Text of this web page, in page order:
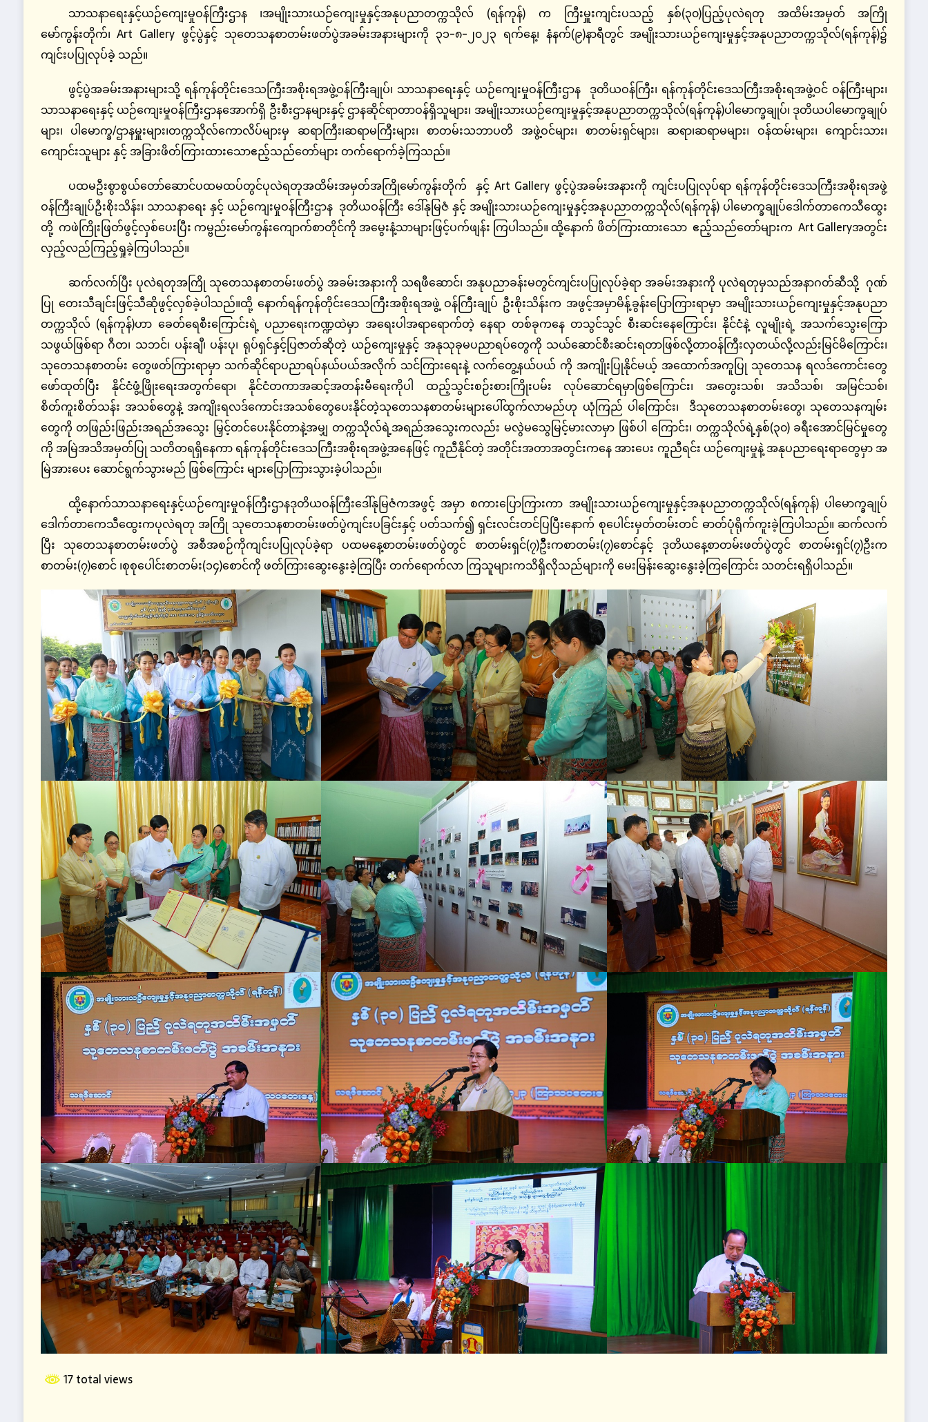
သာသနာရေးနှင့်ယဉ်ကျေးမှုဝန်ကြီးဌာန ၊အမျိုးသားယဉ်ကျေးမှုနှင့်အနုပညာတက္ကသိုလ် (ရန်ကုန်) က ကြီးမှူးကျင်းပသည့် နှစ်(၃၀)ပြည့်ပုလဲရတု အထိမ်းအမှတ် အကြို
မော်ကွန်းတိုက်၊ Art Gallery ဖွင့်ပွဲနှင့် သုတေသနစာတမ်းဖတ်ပွဲအခမ်းအနားများကို ၃၁-၈-၂၀၂၃ ရက်နေ့၊ နံနက်(၉)နာရီတွင် အမျိုးသားယဉ်ကျေးမှုနှင့်အနုပညာတက္ကသိုလ်(ရန်ကုန်)၌
ကျင်းပပြုလုပ်ခဲ့ သည်။
ဖွင့်ပွဲအခမ်းအနားများသို့ ရန်ကုန်တိုင်းဒေသကြီးအစိုးရအဖွဲ့ဝန်ကြီးချုပ်၊ သာသနာရေးနှင့် ယဉ်ကျေးမှုဝန်ကြီးဌာန ဒုတိယဝန်ကြီး၊ ရန်ကုန်တိုင်းဒေသကြီးအစိုးရအဖွဲ့ဝင် ဝန်ကြီးများ၊
သာသနာရေးနှင့် ယဉ်ကျေးမှုဝန်ကြီးဌာနအောက်ရှိ ဦးစီးဌာနများနှင့် ဌာနဆိုင်ရာတာဝန်ရှိသူများ၊ အမျိုးသားယဉ်ကျေးမှုနှင့်အနုပညာတက္ကသိုလ်(ရန်ကုန်)ပါမောက္ခချုပ်၊ ဒုတိယပါမောက္ခချုပ်
များ၊ ပါမောက္ခ/ဌာနမှူးများ၊တက္ကသိုလ်ကောလိပ်များမှ ဆရာကြီး၊ဆရာမကြီးများ၊ စာတမ်းသဘာပတိ အဖွဲ့ဝင်များ၊ စာတမ်းရှင်များ၊ ဆရာ၊ဆရာမများ၊ ဝန်ထမ်းများ၊ ကျောင်းသား၊
ကျောင်းသူများ နှင့် အခြားဖိတ်ကြားထားသောဧည့်သည်တော်များ တက်ရောက်ခဲ့ကြသည်။
ပထမဦးစွာစွယ်တော်ဆောင်ပထမထပ်တွင်ပုလဲရတုအထိမ်းအမှတ်အကြိုမော်ကွန်းတိုက် နှင့် Art Gallery ဖွင့်ပွဲအခမ်းအနားကို ကျင်းပပြုလုပ်ရာ ရန်ကုန်တိုင်းဒေသကြီးအစိုးရအဖွဲ့
ဝန်ကြီးချုပ်ဦးစိုးသိန်း၊ သာသနာရေး နှင့် ယဉ်ကျေးမှုဝန်ကြီးဌာန ဒုတိယဝန်ကြီး ဒေါ်နုမြဇံ နှင့် အမျိုးသားယဉ်ကျေးမှုနှင့်အနုပညာတက္ကသိုလ်(ရန်ကုန်) ပါမောက္ခချုပ်ဒေါက်တာကေသီထွေး
တို့ ကဖဲကြိုးဖြတ်ဖွင့်လှစ်ပေးပြီး ကမ္ဗည်းမော်ကွန်းကျောက်စာတိုင်ကို အမွေးနံ့သာများဖြင့်ပက်ဖျန်း ကြပါသည်။ ထို့နောက် ဖိတ်ကြားထားသော ဧည့်သည်တော်များက Art Galleryအတွင်း
လှည့်လည်ကြည့်ရှုခဲ့ကြပါသည်။
ဆက်လက်ပြီး ပုလဲရတုအကြို သုတေသနစာတမ်းဖတ်ပွဲ အခမ်းအနားကို သရဖီဆောင်၊ အနုပညာခန်းမတွင်ကျင်းပပြုလုပ်ခဲ့ရာ အခမ်းအနားကို ပုလဲရတုမှသည်အနာဂတ်ဆီသို့ ဂုဏ်
ပြု တေးသီချင်းဖြင့်သီဆိုဖွင့်လှစ်ခဲ့ပါသည်။ထို့ နောက်ရန်ကုန်တိုင်းဒေသကြီးအစိုးရအဖွဲ့ ဝန်ကြီးချုပ် ဦးစိုးသိန်းက အဖွင့်အမှာမိန့်ခွန်းပြောကြားရာမှာ အမျိုးသားယဉ်ကျေးမှုနှင့်အနုပညာ
တက္ကသိုလ် (ရန်ကုန်)ဟာ ခေတ်ရေစီးကြောင်းရဲ့ ပညာရေးကဏ္ဍထဲမှာ အရေးပါအရာ‌‌ရောက်တဲ့ နေရာ တစ်ခုကနေ တသွင်သွင် စီးဆင်းနေကြောင်း၊ နိုင်ငံနဲ့ လူမျိုးရဲ့ အသက်သွေးကြော
သဖွယ်ဖြစ်ရာ ဂီတ၊ သဘင်၊ ပန်းချီ၊ ပန်းပု၊ ရုပ်ရှင်နှင့်ပြဇာတ်ဆိုတဲ့ ယဉ်ကျေးမှုနှင့် အနုသုခုမပညာရပ်တွေကို သယ်ဆောင်စီးဆင်းရတာဖြစ်လို့တာဝန်ကြီးလှတယ်လို့လည်းမြင်မိကြောင်း၊
သုတေသနစာတမ်း တွေဖတ်ကြားရာမှာ သက်ဆိုင်ရာပညာရပ်နယ်ပယ်အလိုက် သင်ကြားရေးနဲ့ လက်တွေ့နယ်ပယ် ကို အကျိုးပြုနိုင်မယ့် အထောက်အကူပြု သုတေသန ရလဒ်ကောင်းတွေ
ဖော်ထုတ်ပြီး နိုင်ငံဖွံ့ဖြိုးရေးအတွက်ရော၊ နိုင်ငံတကာအဆင့်အတန်းမီရေးကိုပါ ထည့်သွင်းစဉ်းစားကြိုးပမ်း လုပ်ဆောင်ရမှာဖြစ်ကြောင်း၊ အတွေးသစ်၊ အသိသစ်၊ အမြင်သစ်၊
စိတ်ကူးစိတ်သန်း အသစ်တွေနဲ့ အကျိုးရလဒ်ကောင်းအသစ်တွေပေးနိုင်တဲ့သုတေသနစာတမ်းများပေါ်ထွက်လာမည်ဟု ယုံကြည် ပါကြောင်း၊ ဒီသုတေသနစာတမ်းတွေ၊ သုတေသနကျမ်း
တွေကို တဖြည်းဖြည်းအရည်အသွေး မြှင့်တင်ပေးနိုင်တာနဲ့အမျှ တက္ကသိုလ်ရဲ့အရည်အသွေးကလည်း မလွဲမသွေမြင့်မားလာမှာ ဖြစ်ပါ ကြောင်း၊ တက္ကသိုလ်ရဲ့နှစ်(၃၀) ခရီးအောင်မြင်မှုတွေ
ကို အမြဲအသိအမှတ်ပြု သတိတရရှိနေကာ ရန်ကုန်တိုင်းဒေသကြီးအစိုးရအဖွဲ့အနေဖြင့် ကူညီနိုင်တဲ့ အတိုင်းအတာအတွင်းကနေ အားပေး ကူညီရင်း ယဉ်ကျေးမှုနဲ့ အနုပညာရေးရာတွေမှာ အ
မြဲအားပေး ဆောင်ရွက်သွားမည် ဖြစ်ကြောင်း များပြောကြားသွားခဲ့ပါသည်။
ထို့နောက်သာသနာရေးနှင့်ယဉ်ကျေးမှုဝန်ကြီးဌာနဒုတိယဝန်ကြီးဒေါ်နုမြဇံကအဖွင့် အမှာ စကားပြောကြားကာ အမျိုးသားယဉ်ကျေးမှုနှင့်အနုပညာတက္ကသိုလ်(ရန်ကုန်) ပါမောက္ခချုပ်
ဒေါက်တာကေသီထွေးကပုလဲရတု အကြို သုတေသနစာတမ်းဖတ်ပွဲကျင်းပခြင်းနှင့် ပတ်သက်၍ ရှင်းလင်းတင်ပြပြီးနောက် စုပေါင်းမှတ်တမ်းတင် ဓာတ်ပုံရိုက်ကူးခဲ့ကြပါသည်။ ဆက်လက်
ပြီး သုတေသနစာတမ်းဖတ်ပွဲ အစီအစဉ်ကိုကျင်းပပြုလုပ်ခဲ့ရာ ပထမနေ့စာတမ်းဖတ်ပွဲတွင် စာတမ်းရှင်(၇)ဦီးကစာတမ်း(၇)စောင်နှင့် ဒုတိယနေ့စာတမ်းဖတ်ပွဲတွင် စာတမ်းရှင်(၇)ဦးက
စာတမ်း(၇)စောင် ၊စုစုပေါင်းစာတမ်း(၁၄)စောင်ကို ဖတ်ကြားဆွေးနွေးခဲ့ကြပြီး တက်ရောက်လာ ကြသူများကသိရှိလိုသည်များကို မေးမြန်းဆွေးနွေးခဲ့ကြကြောင်း သတင်းရရှိပါသည်။
17 total views